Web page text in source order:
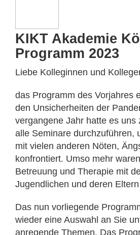
KIKT Akademie
Programm 2023
Liebe Kolleginnen und
das Programm des Vorjahres
den Unsicherheiten der
vergangene Jahr hatte es uns
alle Seminare durchzuführen,
mit vielen anderen Nöten,
konfrontiert. Umso mehr
Betreuung und Therapie mit
Jugendlichen und deren
Das nun vorliegende
wieder eine Auswahl an Sie
anregende Themen. Das